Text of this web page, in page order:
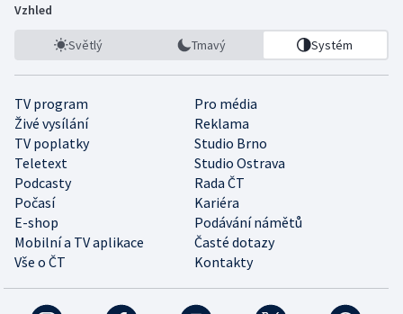
Vzhled
Světlý Tmavý Systém
TV program
Pro média
Živé vysílání
Reklama
TV poplatky
Studio Brno
Teletext
Studio Ostrava
Podcasty
Rada ČT
Počasí
Kariéra
E-shop
Podávání námětů
Mobilní a TV aplikace
Časté dotazy
Vše o ČT
Kontakty